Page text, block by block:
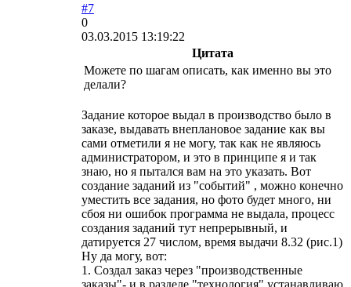
#7
0
03.03.2015 13:19:22
Цитата
Можете по шагам описать, как именно вы это
делали?
Задание которое выдал в производство было в
заказе, выдавать внеплановое задание как вы
сами отметили я не могу, так как не являюсь
администратором, и это в принципе я и так
знаю, но я пытался вам на это указать. Вот
создание заданий из "событий" , можно конечно
уместить все задания, но фото будет много, ни
сбоя ни ошибок программа не выдала, процесс
создания заданий тут непрерывный, и
датируется 27 числом, время выдачи 8.32 (рис.1)
Ну да могу, вот:
1. Создал заказ через "производственные
заказы"- и в разделе "технология" устанавливаю